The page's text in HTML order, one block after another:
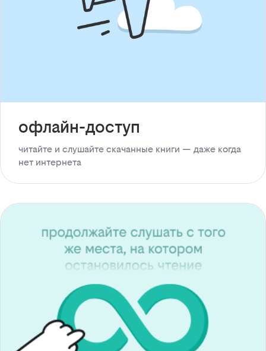
офлайн-доступ
читайте и слушайте скачанные книги — даже когда
нет интернета